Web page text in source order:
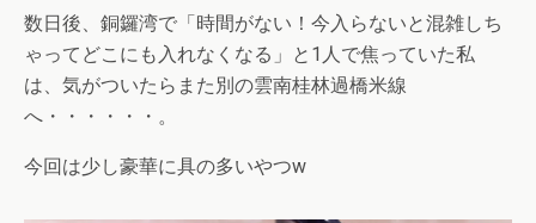
数日後、銅鑼湾で「時間がない！今入らないと混雑しち
ゃってどこにも入れなくなる」と1人で焦っていた私
は、気がついたらまた別の雲南桂林過橋米線
へ・・・・・・。
今回は少し豪華に具の多いやつw